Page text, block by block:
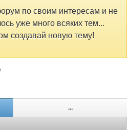
по своим интересам и не
уже много всяких тем...
создавай новую тему!
...